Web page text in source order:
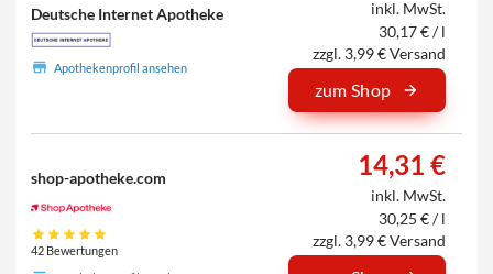
Deutsche Internet Apotheke
Apothekenprofil ansehen
inkl. MwSt.
30,17 € / l
zzgl. 3,99 € Versand
zum Shop
shop-apotheke.com
42 Bewertungen
14,31 €
inkl. MwSt.
30,25 € / l
zzgl. 3,99 € Versand